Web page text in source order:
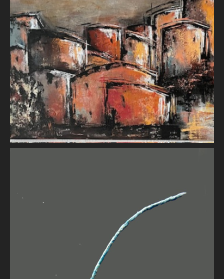
Village
Christine Templeraud
Grand chat bleu
Jean-Denis MAYSONNAVE